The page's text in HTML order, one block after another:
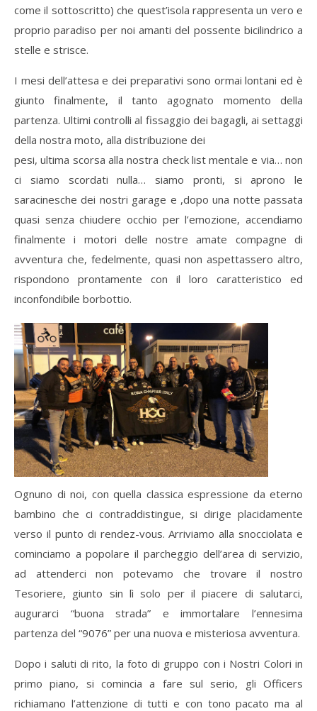
come il sottoscritto) che quest’isola rappresenta un vero e
proprio paradiso per noi amanti del possente bicilindrico a
stelle e strisce.
I mesi dell’attesa e dei preparativi sono ormai lontani ed è
giunto finalmente, il tanto agognato momento della
partenza. Ultimi controlli al fissaggio dei bagagli, ai settaggi
della nostra moto, alla distribuzione dei
pesi, ultima scorsa alla nostra check list mentale e via… non
ci siamo scordati nulla… siamo pronti, si aprono le
saracinesche dei nostri garage e ,dopo una notte passata
quasi senza chiudere occhio per l’emozione, accendiamo
finalmente i motori delle nostre amate compagne di
avventura che, fedelmente, quasi non aspettassero altro,
rispondono prontamente con il loro caratteristico ed
inconfondibile borbottio.
Ognuno di noi, con quella classica espressione da eterno
bambino che ci contraddistingue, si dirige placidamente
verso il punto di rendez-vous. Arriviamo alla snocciolata e
cominciamo a popolare il parcheggio dell’area di servizio,
ad attenderci non potevamo che trovare il nostro
Tesoriere, giunto sin lì solo per il piacere di salutarci,
augurarci “buona strada” e immortalare l’ennesima
partenza del “9076” per una nuova e misteriosa avventura.
Dopo i saluti di rito, la foto di gruppo con i Nostri Colori in
primo piano, si comincia a fare sul serio, gli Officers
richiamano l’attenzione di tutti e con tono pacato ma al